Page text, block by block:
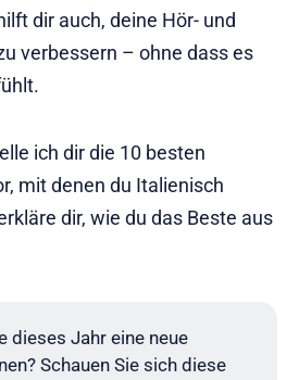
dir auch, deine Hör- und
verbessern – ohne dass es
ich dir die 10 besten
mit denen du Italienisch
dir, wie du das Beste aus
dieses Jahr eine neue
Schauen Sie sich diese